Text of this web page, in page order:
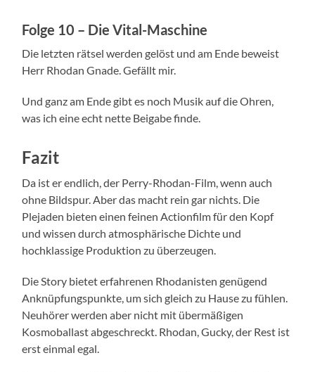
Folge 10 – Die Vital-Maschine
Die letzten rätsel werden gelöst und am Ende beweist
Herr Rhodan Gnade. Gefällt mir.
Und ganz am Ende gibt es noch Musik auf die Ohren,
was ich eine echt nette Beigabe finde.
Fazit
Da ist er endlich, der Perry-Rhodan-Film, wenn auch
ohne Bildspur. Aber das macht rein gar nichts. Die
Plejaden bieten einen feinen Actionfilm für den Kopf
und wissen durch atmosphärische Dichte und
hochklassige Produktion zu überzeugen.
Die Story bietet erfahrenen Rhodanisten genügend
Anknüpfungspunkte, um sich gleich zu Hause zu fühlen.
Neuhörer werden aber nicht mit übermäßigen
Kosmoballast abgeschreckt. Rhodan, Gucky, der Rest ist
erst einmal egal.